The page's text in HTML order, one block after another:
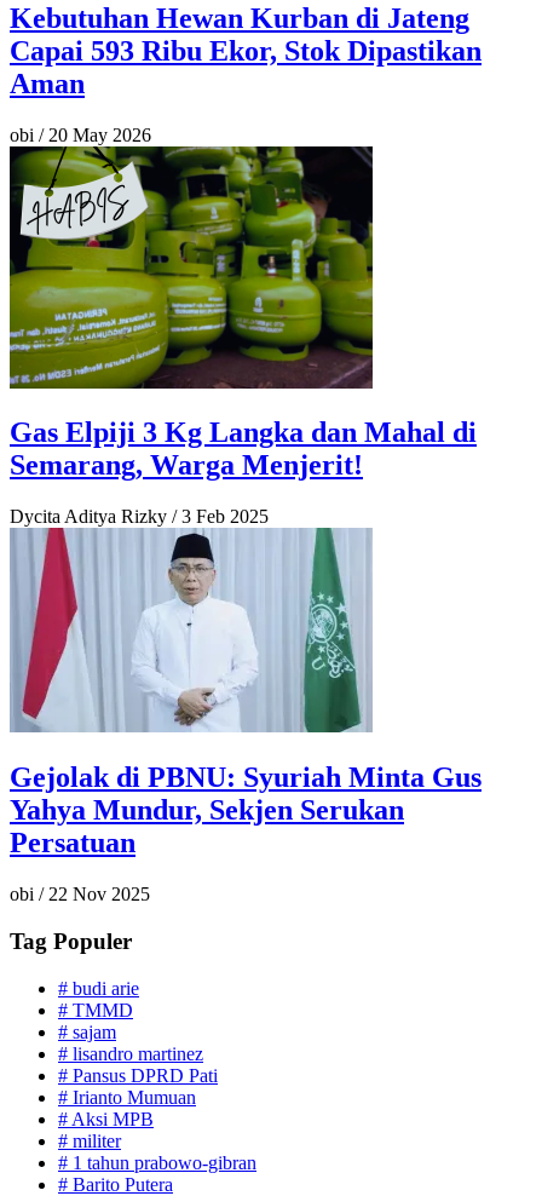
Kebutuhan Hewan Kurban di Jateng
Capai 593 Ribu Ekor, Stok Dipastikan
Aman
obi / 20 May 2026
Gas Elpiji 3 Kg Langka dan Mahal di
Semarang, Warga Menjerit!
Dycita Aditya Rizky / 3 Feb 2025
Gejolak di PBNU: Syuriah Minta Gus
Yahya Mundur, Sekjen Serukan
Persatuan
obi / 22 Nov 2025
Tag Populer
# budi arie
# TMMD
# sajam
# lisandro martinez
# Pansus DPRD Pati
# Irianto Mumuan
# Aksi MPB
# militer
# 1 tahun prabowo-gibran
# Barito Putera